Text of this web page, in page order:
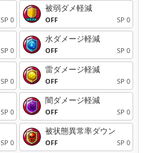
SP 0
被弱ダメ軽減
OFF SP 0
SP 0
水ダメージ軽減
OFF SP 0
SP 0
雷ダメージ軽減
OFF SP 0
SP 0
闇ダメージ軽減
OFF SP 0
SP 0
被状態異常率ダウン
OFF SP 0